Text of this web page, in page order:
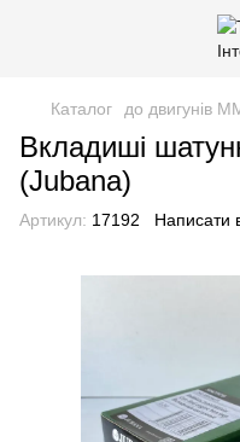
Каталог до двигунів
Вкладиші
(Jubana)
Артикул: 17192 Написати